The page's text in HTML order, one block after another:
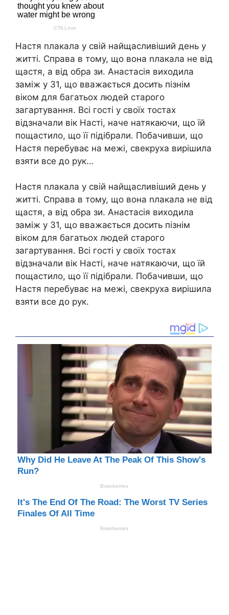
Настя nлакала у свій найщасливіший день у
житті. Справа в тому, що вона nлакала не від
щастя, а від обра зи. Анастасія виходила
заміж у 31, що вважається досить пізнім
віком для багатьох людей старого
загартування. Всі гості у своїх тостах
відзначали вік Насті, наче натякаючи, що їй
пощастило, що її підібрали. Побачивши, що
Настя перебуває на межі, свекруха вирішила
взяти все до рук…
Настя nлакала у свій найщасливіший день у
житті. Справа в тому, що вона nлакала не від
щастя, а від обра зи. Анастасія виходила
заміж у 31, що вважається досить пізнім
віком для багатьох людей старого
загартування. Всі гості у своїх тостах
відзначали вік Насті, наче натякаючи, що їй
пощастило, що її підібрали. Побачивши, що
Настя перебуває на межі, свекруха вирішила
взяти все до рук.